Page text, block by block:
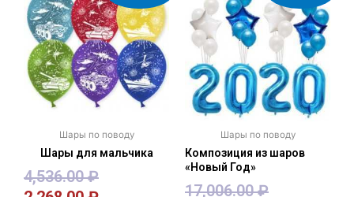
Шары по поводу
Шары для мальчика
4,536.00₽
Шары по поводу
Композиция из шаров
«Новый Год»
17,006.00₽